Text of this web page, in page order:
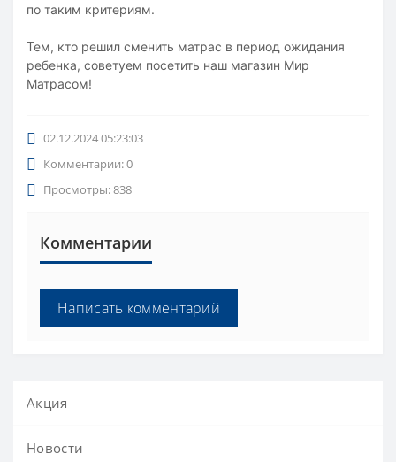
по таким критериям.
Тем, кто решил сменить матрас в период ожидания
ребенка, советуем посетить наш магазин Мир
Матрасом!
02.12.2024 05:23:03
Комментарии: 0
Просмотры: 838
Комментарии
Написать комментарий
Акция
Новости